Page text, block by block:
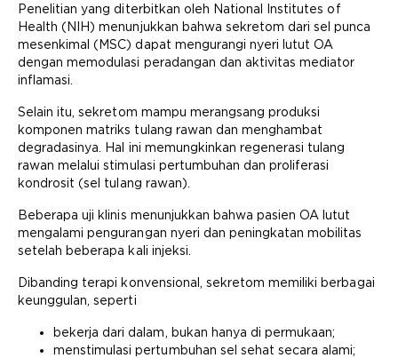
Penelitian yang diterbitkan oleh National Institutes of
Health (NIH) menunjukkan bahwa sekretom dari sel punca
mesenkimal (MSC) dapat mengurangi nyeri lutut OA
dengan memodulasi peradangan dan aktivitas mediator
inflamasi.
Selain itu, sekretom mampu merangsang produksi
komponen matriks tulang rawan dan menghambat
degradasinya. Hal ini memungkinkan regenerasi tulang
rawan melalui stimulasi pertumbuhan dan proliferasi
kondrosit (sel tulang rawan).
Beberapa uji klinis menunjukkan bahwa pasien OA lutut
mengalami pengurangan nyeri dan peningkatan mobilitas
setelah beberapa kali injeksi.
Dibanding terapi konvensional, sekretom memiliki berbagai
keunggulan, seperti
bekerja dari dalam, bukan hanya di permukaan;
menstimulasi pertumbuhan sel sehat secara alami;